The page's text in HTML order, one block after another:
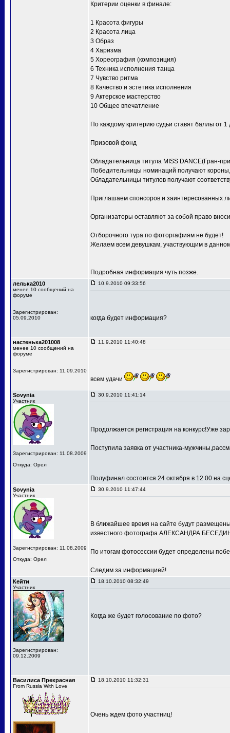
Критерии оценки в финале:
1 Красота фигуры
2 Красота лица
3 Образ
4 Харизма
5 Хореография (композиция)
6 Техника исполнения танца
7 Чувство ритма
8 Качество и эстетика исполнения
9 Актерское мастерство
10 Общее впечатление
По каждому критерию судьи ставят баллы от
Призовой фонд
Обладательница титула MISS DANCE(Гран-
Победительницы номинаций получают
Обладательницы титулов получают
Приглашаем спонсоров и заинтересованных
Организаторы оставляют за собой право
Отборочного тура по фоторгафиям не будет!
Желаем всем девушкам, участвующим в данном
Подробная информация чуть позже.
лелька2010
менее 10 сообщений на
форуме
Зарегистрирован:
05.09.2010
10.9.2010 09:33:56
когда будет информация?
настенька201008
менее 10 сообщений на
форуме
Зарегистрирован: 11.09.2010
11.9.2010 11:40:48
всем удачи
Sovynia
Участник
Зарегистрирован: 11.08.2009
Откуда: Орел
30.9.2010 11:41:14
Продолжается регистрация на конкурс!Уже
Поступила заявка от участника-
Полуфинал состоится 24 октября в 12 00 на
Sovynia
Участник
Зарегистрирован: 11.08.2009
Откуда: Орел
30.9.2010 11:47:44
В ближайшее время на сайте будут
известного фотографа АЛЕКСАНДРА
По итогам фотосессии будет определены
Следим за информацией!
Кейти
Участник
Зарегистрирован:
09.12.2009
18.10.2010 08:32:49
Когда же будет голосование по фото?
Василиса Прекрасная
From Russia With Love
18.10.2010 11:32:31
Очень ждем фото участниц!